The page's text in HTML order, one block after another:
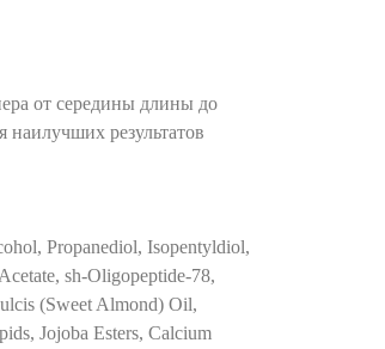
от середины длины до
результатов
Propanediol, Isopentyldiol,
sh-Oligopeptide-78,
(Sweet Almond) Oil,
Jojoba Esters, Calcium